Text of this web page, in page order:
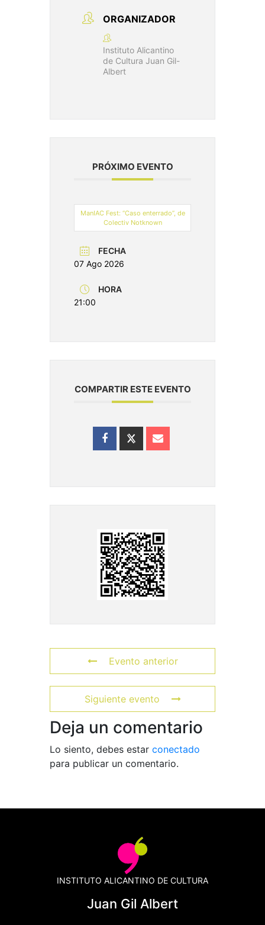
ORGANIZADOR
Instituto Alicantino
de Cultura Juan Gil-
Albert
PRÓXIMO EVENTO
ManIAC Fest: “Caso enterrado”, de
Colectiv Notknown
FECHA
07 Ago 2026
HORA
21:00
COMPARTIR ESTE EVENTO
Evento anterior
Siguiente evento
Deja un comentario
Lo siento, debes estar conectado
para publicar un comentario.
INSTITUTO ALICANTINO DE CULTURA
Juan Gil Albert